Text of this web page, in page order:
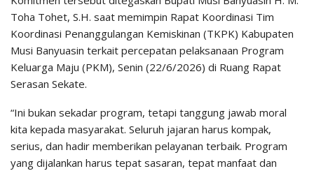
Toha Tohet, S.H. saat memimpin Rapat Koordinasi Tim
Koordinasi Penanggulangan Kemiskinan (TKPK) Kabupaten
Musi Banyuasin terkait percepatan pelaksanaan Program
Keluarga Maju (PKM), Senin (22/6/2026) di Ruang Rapat
Serasan Sekate.
“Ini bukan sekadar program, tetapi tanggung jawab moral
kita kepada masyarakat. Seluruh jajaran harus kompak,
serius, dan hadir memberikan pelayanan terbaik. Program
yang dijalankan harus tepat sasaran, tepat manfaat dan